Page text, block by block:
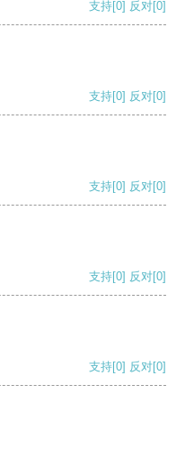
支持[0] 反对[0]
支持[0] 反对[0]
支持[0] 反对[0]
支持[0] 反对[0]
支持[0] 反对[0]